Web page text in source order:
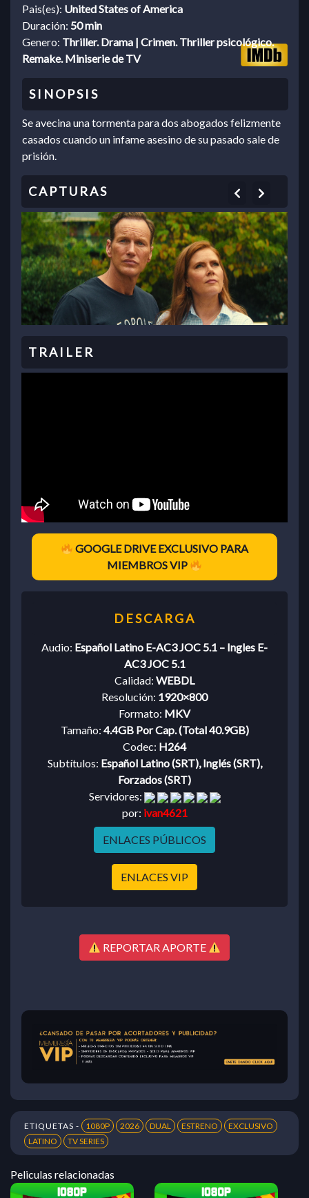
Pais(es): United States of America
Duración: 50 min
Genero: Thriller. Drama | Crimen. Thriller psicológico.
Remake. Miniserie de TV
Se avecina una tormenta para dos abogados felizmente
casados cuando un infame asesino de su pasado sale de
prisión.
Previous
GOOGLE DRIVE EXCLUSIVO PARA
MIEMBROS VIP
Audio: Español Latino E-AC3 JOC 5.1 – Ingles E-
AC3 JOC 5.1
Calidad: WEBDL
Resolución: 1920×800
Formato: MKV
Tamaño: 4.4GB Por Cap. (Total 40.9GB)
Codec: H264
Subtítulos: Español Latino (SRT), Inglés (SRT),
Forzados (SRT)
Servidores:
por: ivan4621
ENLACES PÚBLICOS
ENLACES VIP
REPORTAR APORTE
ETIQUETAS - 1080P 2026 DUAL ESTRENO
EXCLUSIVO
LATINO
TV SERIES
Peliculas relacionadas